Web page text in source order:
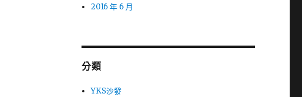
2016 年 6 月
分類
YKS沙發